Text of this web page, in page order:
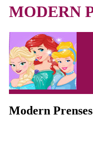
MODERN
Modern